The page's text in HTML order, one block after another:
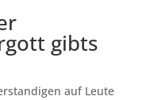
gibts
auf Leute